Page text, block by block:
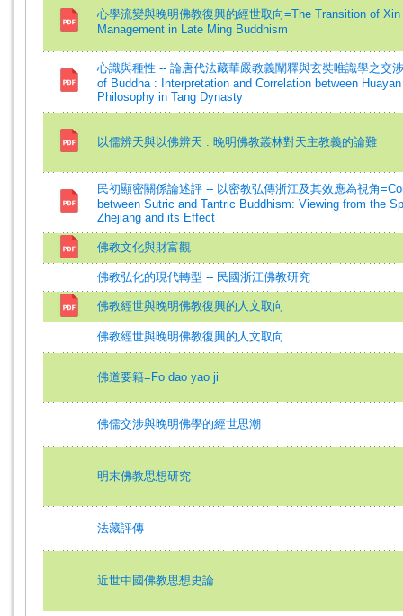
心學流變與晚明佛教復興的經世取向=The Transition of
Management in Late Ming Buddhism
心識與種性 -- 論唐代法藏華嚴教義闡釋與玄奘唯識學之交
of Buddha : Interpretation and Correlation between
Philosophy in Tang Dynasty
以儒辨天與以佛辨天 : 晚明佛教叢林對天主教義的論難
民初顯密關係論述評 -- 以密教弘傳浙江及其效應為視角
between Sutric and Tantric Buddhism: Viewing from the
Zhejiang and its Effect
佛教文化與財富觀
佛教弘化的現代轉型 -- 民國浙江佛教研究
佛教經世與晚明佛教復興的人文取向
佛教經世與晚明佛教復興的人文取向
佛道要籍=Fo dao yao ji
佛儒交涉與晚明佛學的經世思潮
明末佛教思想研究
法藏評傳
近世中國佛教思想史論